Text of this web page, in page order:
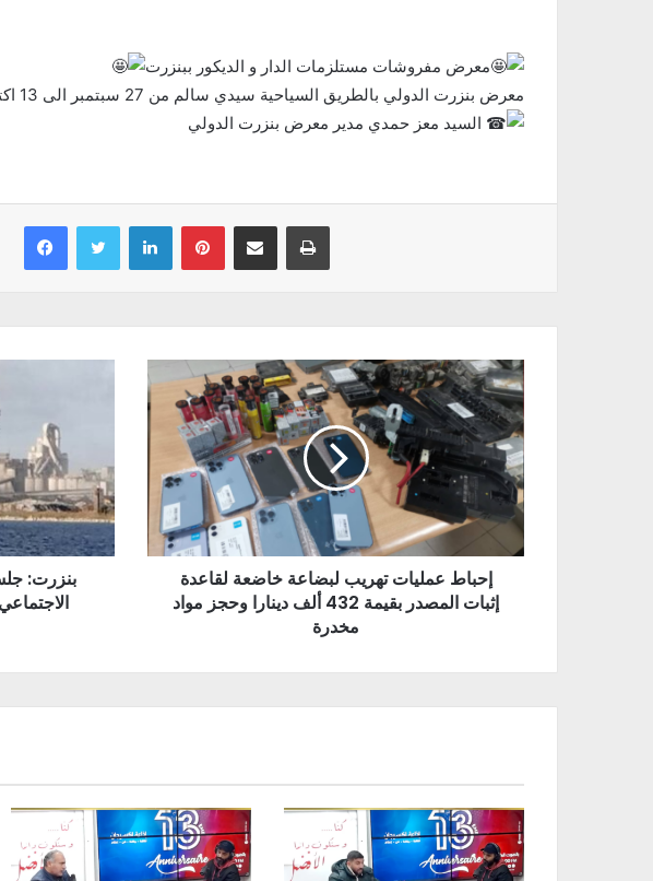
معرض مفروشات مستلزمات الدار و الديكور ببنزرت
معرض بنزرت الدولي بالطريق السياحية سيدي سالم من 27 سبتمبر الى 13 اكتوبر 2024
السيد معز حمدي مدير معرض بنزرت الدولي
Facebook Twitter Linkedin Pinterest Partager par email Imprimer
بنزرت:
إحباط عمليات تهريب لبضاعة خاضعة لقاعدة
إثبات المصدر بقيمة 432 ألف دينارا وحجز مواد
مخدرة